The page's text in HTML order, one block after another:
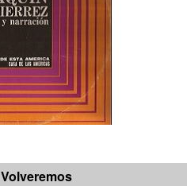
Volveremos